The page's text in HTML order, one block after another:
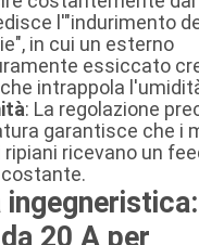
l'"indurimento
in cui un esterno
essiccato
intrappola
: La regolazione
garantisce che i
ricevano un
20 A per